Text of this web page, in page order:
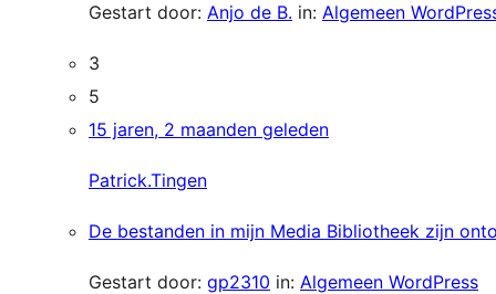
Gestart door: Anjo de B. in: Algemeen
3
5
15 jaren, 2 maanden geleden
Patrick.Tingen
De bestanden in mijn Media Bibliotheek zijn
Gestart door: gp2310 in: Algemeen WordPress